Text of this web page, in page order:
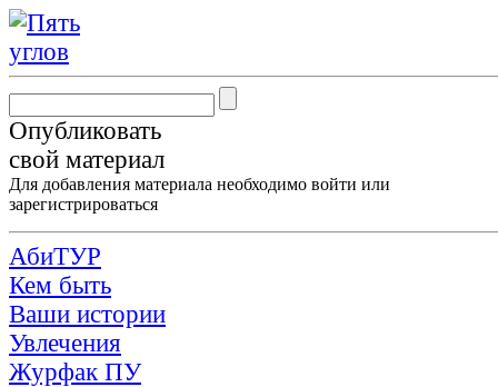
Опубликовать
свой материал
Для добавления материала необходимо войти или
зарегистрироваться
АбиТУР
Кем быть
Ваши истории
Увлечения
Журфак ПУ